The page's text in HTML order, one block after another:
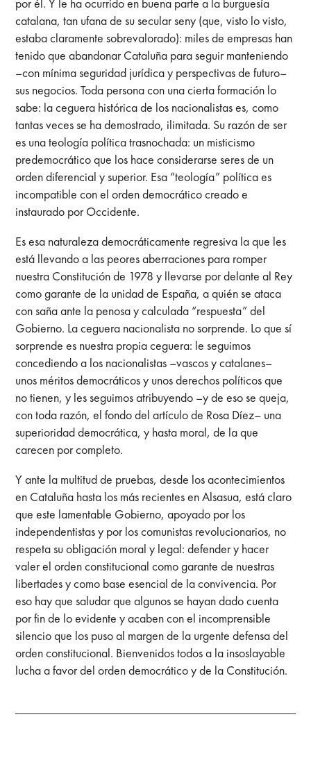
catalana, tan ufana de su secular seny (que, visto lo visto,
estaba claramente sobrevalorado): miles de empresas han
tenido que abandonar Cataluña para seguir manteniendo
–con mínima seguridad jurídica y perspectivas de futuro–
sus negocios. Toda persona con una cierta formación lo
sabe: la ceguera histórica de los nacionalistas es, como
tantas veces se ha demostrado, ilimitada. Su razón de ser
es una teología política trasnochada: un misticismo
predemocrático que los hace considerarse seres de un
orden diferencial y superior. Esa “teología” política es
incompatible con el orden democrático creado e
instaurado por Occidente.
Es esa naturaleza democráticamente regresiva la que les
está llevando a las peores aberraciones para romper
nuestra Constitución de 1978 y llevarse por delante al Rey
como garante de la unidad de España, a quién se ataca
con saña ante la penosa y calculada “respuesta” del
Gobierno. La ceguera nacionalista no sorprende. Lo que sí
sorprende es nuestra propia ceguera: le seguimos
concediendo a los nacionalistas –vascos y catalanes–
unos méritos democráticos y unos derechos políticos que
no tienen, y les seguimos atribuyendo –y de eso se queja,
con toda razón, el fondo del artículo de Rosa Díez– una
superioridad democrática, y hasta moral, de la que
carecen por completo.
Y ante la multitud de pruebas, desde los acontecimientos
en Cataluña hasta los más recientes en Alsasua, está claro
que este lamentable Gobierno, apoyado por los
independentistas y por los comunistas revolucionarios, no
respeta su obligación moral y legal: defender y hacer
valer el orden constitucional como garante de nuestras
libertades y como base esencial de la convivencia. Por
eso hay que saludar que algunos se hayan dado cuenta
por fin de lo evidente y acaben con el incomprensible
silencio que los puso al margen de la urgente defensa del
orden constitucional. Bienvenidos todos a la insoslayable
lucha a favor del orden democrático y de la Constitución.